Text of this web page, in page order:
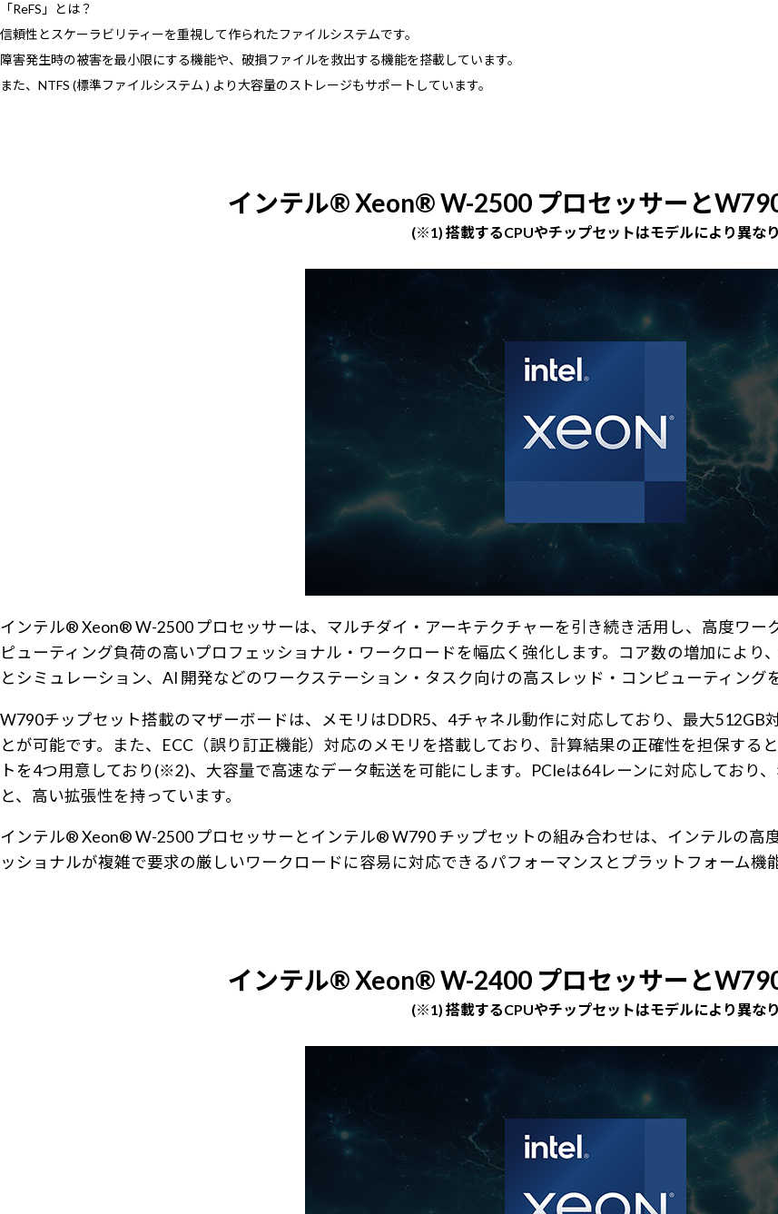
「ReFS」とは？
信頼性とスケーラビリティーを重視して作られたファイルシステムです。
障害発生時の被害を最小限にする機能や、破損ファイルを救出する機能を搭載しています。
また、NTFS (標準ファイルシステム ) より大容量のストレージもサポートしています。
インテル® Xeon® W-2500 プロセッサーと
(※1) 搭載するCPUやチップセットはモデルにより異な
インテル® Xeon® W-2500 プロセッサーは、マルチダイ・アーキテクチャーを引き続き活用し、高度ワー
ピューティング負荷の高いプロフェッショナル・ワークロードを幅広く強化します。コア数の増加によ
とシミュレーション、AI 開発などのワークステーション・タスク向けの高スレッド・コンピューティング
W790チップセット搭載のマザーボードは、メモリはDDR5、4チャネル動作に対応しており、最大512GB
とが可能です。また、ECC（誤り訂正機能）対応のメモリを搭載しており、計算結果の正確性を担保する
トを4つ用意しており(※2)、大容量で高速なデータ転送を可能にします。PCIeは64レーンに対応してお
と、高い拡張性を持っています。
インテル® Xeon® W-2500 プロセッサーとインテル® W790 チップセットの組み合わせは、インテルの高
ッショナルが複雑で要求の厳しいワークロードに容易に対応できるパフォーマンスとプラットフォーム機
インテル® Xeon® W-2400 プロセッサーと
(※1) 搭載するCPUやチップセットはモデルにより異な